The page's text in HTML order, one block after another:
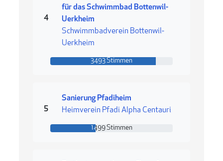
Rang 4
4
für das Schwimmbad Bottenwil-
Uerkheim
Schwimmbadverein Bottenwil-
Uerkheim
3493 Stimmen
3493 Stimmen
Rang 5
5
Sanierung Pfadiheim
Heimverein Pfadi Alpha Centauri
1499 Stimmen
1499 Stimmen